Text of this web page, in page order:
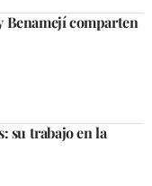
Benamejí comparten
su trabajo en la